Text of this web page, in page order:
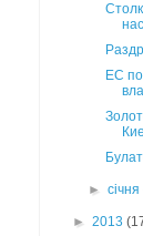
ЕС
►січня
► 2013